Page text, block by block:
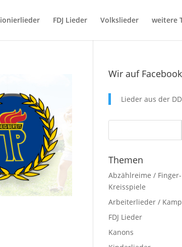
FDJ Lieder Volkslieder weitere
Wir auf Facebook
Lieder aus der
Themen
Abzählreime /
Kreisspiele
Arbeiterlieder /
FDJ Lieder
Kanons